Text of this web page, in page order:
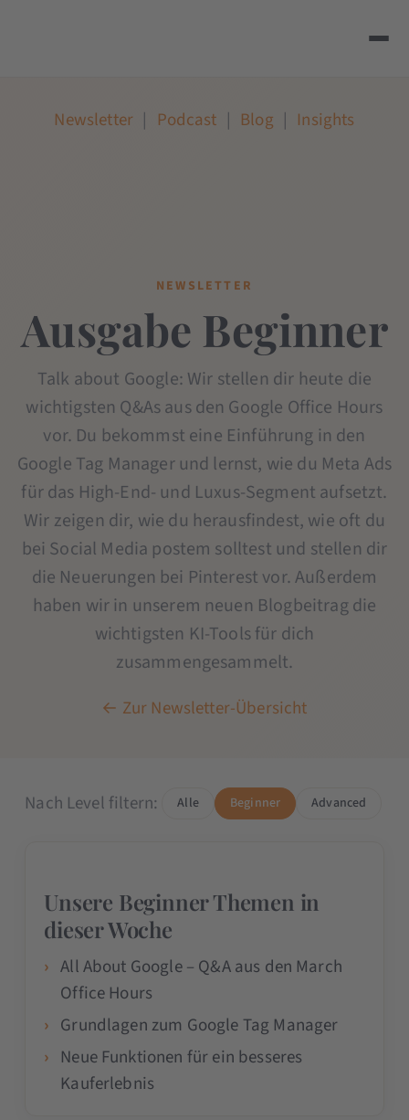
Newsletter | Podcast | Blog | Insights
NEWSLETTER
Ausgabe Beginner
Talk about Google: Wir stellen dir heute die
wichtigsten Q&As aus den Google Office Hours
vor. Du bekommst eine Einführung in den
Google Tag Manager und lernst, wie du Meta Ads
für das High-End- und Luxus-Segment aufsetzt.
Wir zeigen dir, wie du herausfindest, wie oft du
bei Social Media postem solltest und stellen dir
die Neuerungen bei Pinterest vor. Außerdem
haben wir in unserem neuen Blogbeitrag die
wichtigsten KI-Tools für dich
zusammengesammelt.
← Zur Newsletter-Übersicht
Nach Level filtern: Alle Beginner Advanced
Unsere Beginner Themen in
dieser Woche
All About Google – Q&A aus den March
Office Hours
Grundlagen zum Google Tag Manager
Neue Funktionen für ein besseres
Kauferlebnis